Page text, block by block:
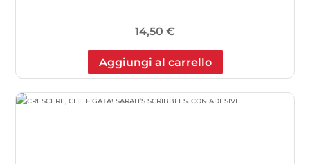
14,50 €
Aggiungi al carrello